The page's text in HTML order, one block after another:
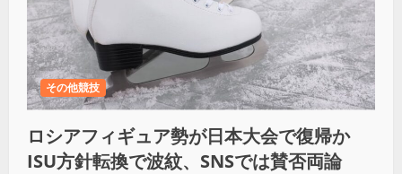
その他競技
ロシアフィギュア勢が日本大会で復帰か
ISU方針転換で波紋、SNSでは賛否両論